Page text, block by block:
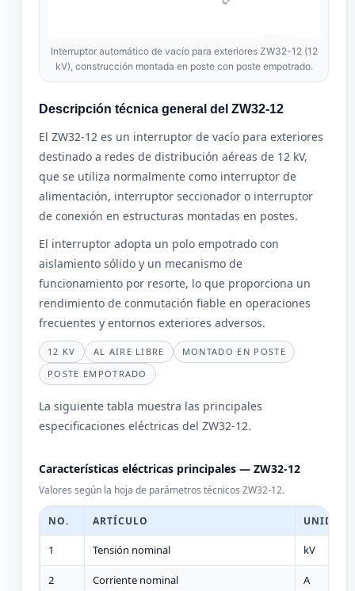
Interruptor automático de vacío para exteriores ZW32-12 (12
kV), construcción montada en poste con poste empotrado.
Descripción técnica general del ZW32-12
El ZW32-12 es un interruptor de vacío para exteriores
destinado a redes de distribución aéreas de 12 kV,
que se utiliza normalmente como interruptor de
alimentación, interruptor seccionador o interruptor
de conexión en estructuras montadas en postes.
El interruptor adopta un polo empotrado con
aislamiento sólido y un mecanismo de
funcionamiento por resorte, lo que proporciona un
rendimiento de conmutación fiable en operaciones
frecuentes y entornos exteriores adversos.
12 KV AL AIRE LIBRE
MONTADO EN POSTE
POSTE EMPOTRADO
La siguiente tabla muestra las principales
especificaciones eléctricas del ZW32-12.
Características eléctricas principales — ZW32-12
Valores según la hoja de parámetros técnicos ZW32-12.
NO. ARTÍCULO UNIDAD
1 Tensión nominal kV
2 Corriente nominal A